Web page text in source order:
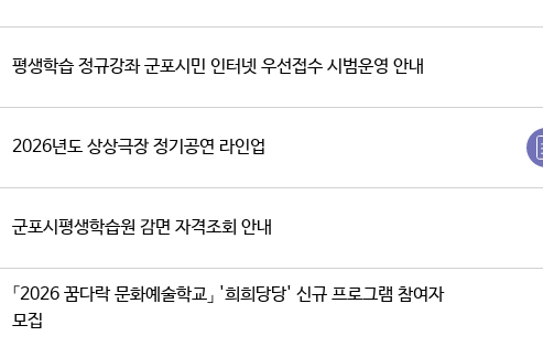
평생학습 정규강좌 군포시민 인터넷 우선접수 시범운영 안내
2026년도 상상극장 정기공연 라인업
군포시평생학습원 감면 자격조회 안내
「2026 꿈다락 문화예술학교」 '희희당당' 신규 프로그램 참여자
모집